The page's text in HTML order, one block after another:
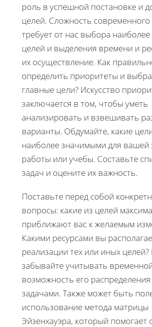
роль в успешной постановке и
целей. Сложность
требует от нас выбора
целей и выделения времени и
их осуществление. Как
определить приоритеты и
главные цели? Искусство
заключается в том, чтобы уметь
анализировать и взвешивать
варианты. Обдумайте, какие
наиболее значимыми для вашей
работы или учебы. Составьте
задач и оцените их важность.
Поставьте перед собой
вопросы: какие из целей
приближают вас к желаемым
Какими ресурсами вы
реализации тех или иных
забывайте учитывать
возможность его
задачами. Также может быть
использование метода матрицы
Эйзенхауэра, который помогает